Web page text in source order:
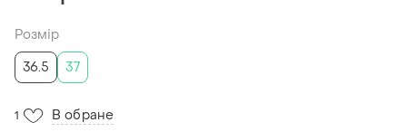
Розмір
36.5
37
1 В обране